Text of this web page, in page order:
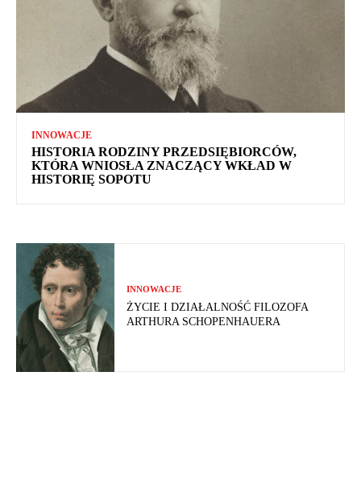
INNOWACJE
HISTORIA RODZINY PRZEDSIĘBIORCÓW,
KTÓRA WNIOSŁA ZNACZĄCY WKŁAD W
HISTORIĘ SOPOTU
INNOWACJE
ŻYCIE I DZIAŁALNOŚĆ FILOZOFA
ARTHURA SCHOPENHAUERA